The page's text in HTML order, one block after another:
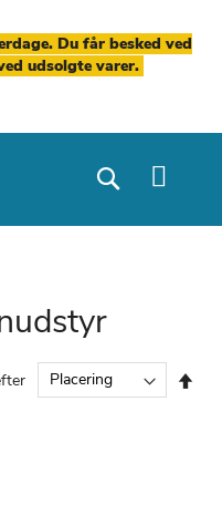
Du får besked ved
udsolgte varer.
Search